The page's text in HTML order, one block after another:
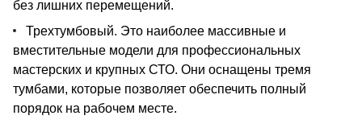
без лишних перемещений.
Трехтумбовый. Это наиболее массивные и
вместительные модели для профессиональных
мастерских и крупных СТО. Они оснащены тремя
тумбами, которые позволяет обеспечить полный
порядок на рабочем месте.